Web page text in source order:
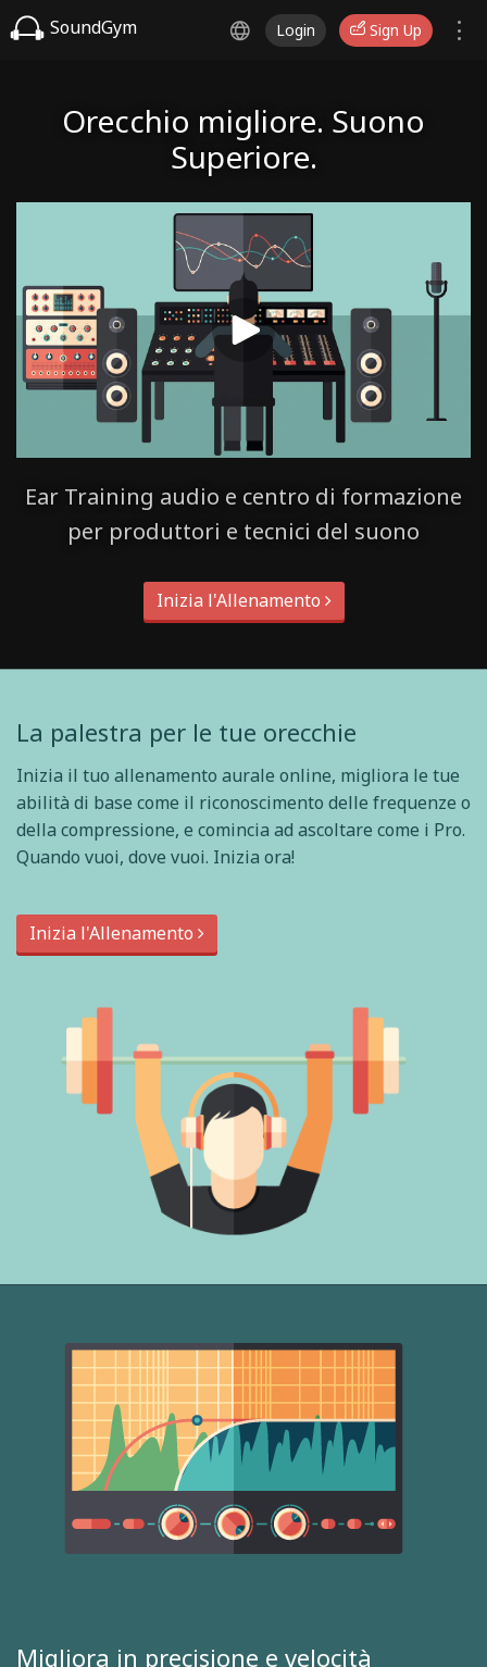
SoundGym Login Sign Up
Orecchio migliore. Suono
Superiore.
Ear Training audio e centro di formazione
per produttori e tecnici del suono
Inizia l'Allenamento
La palestra per le tue orecchie
Inizia il tuo allenamento aurale online, migliora le tue
abilità di base come il riconoscimento delle frequenze o
della compressione, e comincia ad ascoltare come i Pro.
Quando vuoi, dove vuoi. Inizia ora!
Inizia l'Allenamento
Migliora in precisione e velocità